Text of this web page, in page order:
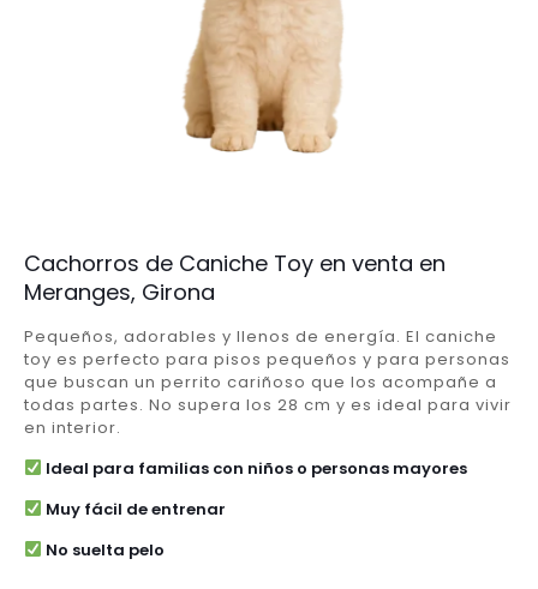
Cachorros de Caniche Toy en venta en
Meranges, Girona
Pequeños, adorables y llenos de energía. El caniche
toy es perfecto para pisos pequeños y para personas
que buscan un perrito cariñoso que los acompañe a
todas partes. No supera los 28 cm y es ideal para vivir
en interior.
Ideal para familias con niños o personas mayores
Muy fácil de entrenar
No suelta pelo